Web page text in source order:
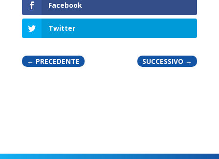
Facebook
Twitter
← PRECEDENTE SUCCESSIVO →